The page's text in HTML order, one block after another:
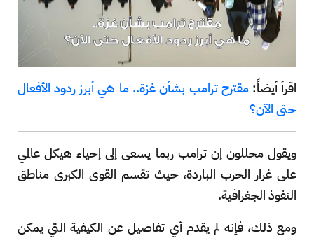
اقرأ أيضاً:مقترح ترامب بشأن غزة.. ما هي أبرز ردود الأفعال
حتى الآن؟
ويقول محللون إن ترامب ربما يسعى إلى إحياء هيكل عالمي
على غرار الحرب الباردة، حيث تقسم القوى الكبرى مناطق
النفوذ الجغرافية.
ومع ذلك، فإنه لم يقدم أي تفاصيل عن الكيفية التي يمكن